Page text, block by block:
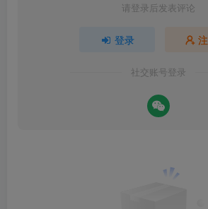
请登录后发表评论
登录
社交账号登录